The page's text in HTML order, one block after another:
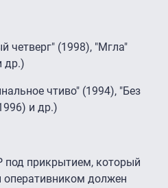
четверг" (1998), "Мгла"
др.)
чтиво" (1994), "Без
и др.)
под прикрытием, который
оперативником должен